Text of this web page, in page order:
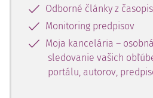
Odborné články z
Monitoring predpisov
Moja kancelária –
sledovanie vašich
portálu, autorov,